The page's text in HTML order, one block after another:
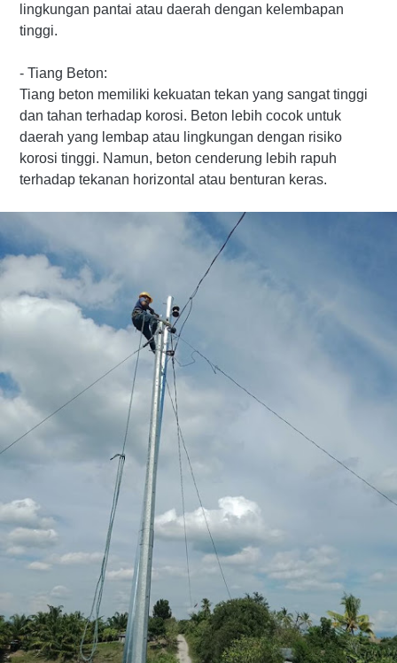
lingkungan pantai atau daerah dengan kelembapan
tinggi.
- Tiang Beton:
Tiang beton memiliki kekuatan tekan yang sangat tinggi
dan tahan terhadap korosi. Beton lebih cocok untuk
daerah yang lembap atau lingkungan dengan risiko
korosi tinggi. Namun, beton cenderung lebih rapuh
terhadap tekanan horizontal atau benturan keras.